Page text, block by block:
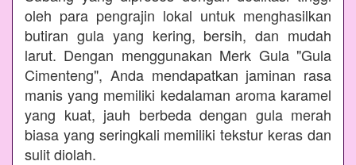
oleh para pengrajin lokal untuk menghasilkan
butiran gula yang kering, bersih, dan mudah
larut. Dengan menggunakan Merk Gula "Gula
Cimenteng", Anda mendapatkan jaminan rasa
manis yang memiliki kedalaman aroma karamel
yang kuat, jauh berbeda dengan gula merah
biasa yang seringkali memiliki tekstur keras dan
sulit diolah.